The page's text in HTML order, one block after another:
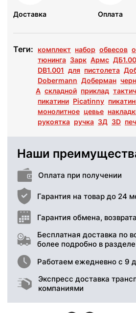
Доставка Оплата
Теги: комплект набор обвесов
тюнинга Зарк Армс
DB1.001 для пистолета
Dobermann Доберман
A складной приклад
пикатини Picatinny
монолитное цевье
рукоятка ручка 3Д 3D
Наши
Оплата при получении
Гарантия на товар до 24
Гарантия обмена,
Бесплатная доставка по
более подробно в
Работаем ежедневно с 9
Экспресс доставка
компаниями